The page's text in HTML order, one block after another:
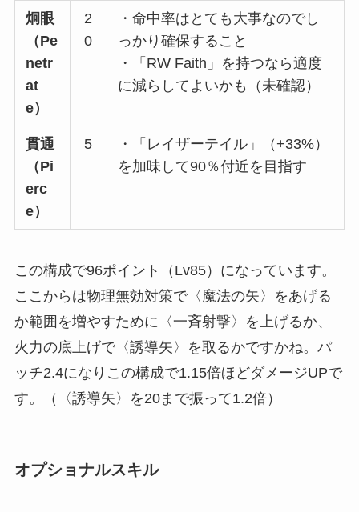
炯眼
（Pe
netr
at
e）
2
0
・命中率はとても大事なのでし
っかり確保すること
・「RW Faith」を持つなら適度
に減らしてよいかも（未確認）
貫通
（Pi
erc
e）
5
・「レイザーテイル」（+33%）
を加味して90％付近を目指す
この構成で96ポイント（Lv85）になっています。
ここからは物理無効対策で〈魔法の矢〉をあげる
か範囲を増やすために〈一斉射撃〉を上げるか、
火力の底上げで〈誘導矢〉を取るかですかね。パ
ッチ2.4になりこの構成で1.15倍ほどダメージUPで
す。（〈誘導矢〉を20まで振って1.2倍）
オプショナルスキル